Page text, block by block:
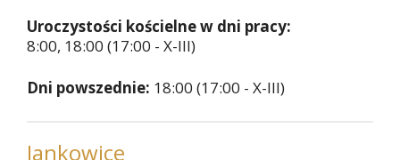
Uroczystości kościelne w dni pracy:
8:00, 18:00 (17:00 - X-III)
Dni powszednie: 18:00 (17:00 - X-III)
Jankowice